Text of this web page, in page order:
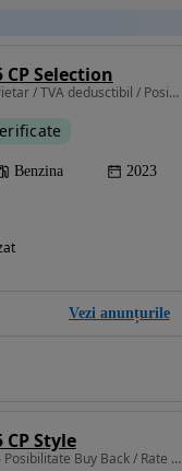
CP Selection
999 cm3 • 95 CP • Primul proprietar / TVA dedusctibil / Posibilitate finantare
Benzina 2023
Vezi anunțurile
CP Style
999 cm3 • 95 CP • New Model - Posibilitate Buy Back / Rate Avans 0% / Garantie 36 Luni